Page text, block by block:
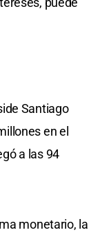
Santiago
en el
a las 94
monetario, la